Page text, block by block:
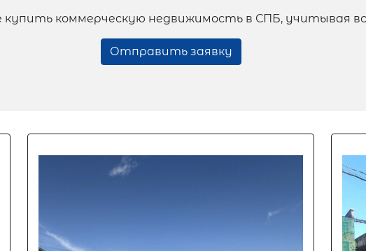
купить коммерческую недвижимость в СПБ, учитывая
Отправить заявку